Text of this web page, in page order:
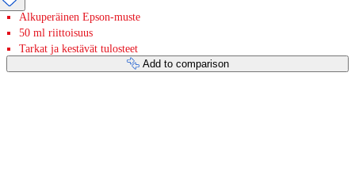
Alkuperäinen Epson-muste
50 ml riittoisuus
Tarkat ja kestävät tulosteet
Add to comparison